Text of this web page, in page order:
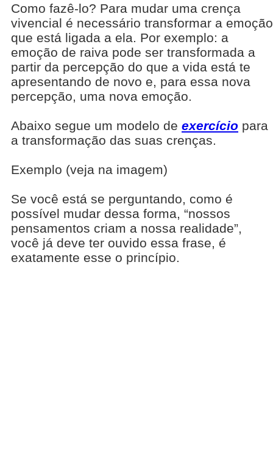
Como fazê-lo? Para mudar uma crença
vivencial é necessário transformar a emoção
que está ligada a ela. Por exemplo: a
emoção de raiva pode ser transformada a
partir da percepção do que a vida está te
apresentando de novo e, para essa nova
percepção, uma nova emoção.
Abaixo segue um modelo de exercício para
a transformação das suas crenças.
Exemplo (veja na imagem)
Se você está se perguntando, como é
possível mudar dessa forma, “nossos
pensamentos criam a nossa realidade”,
você já deve ter ouvido essa frase, é
exatamente esse o princípio.